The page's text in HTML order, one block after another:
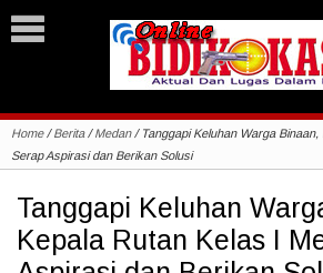
Home/Berita/Medan/ Tanggapi Keluhan Warga
Serap Aspirasi dan Berikan Solusi
Tanggapi Keluhan
Kepala Rutan Kelas I